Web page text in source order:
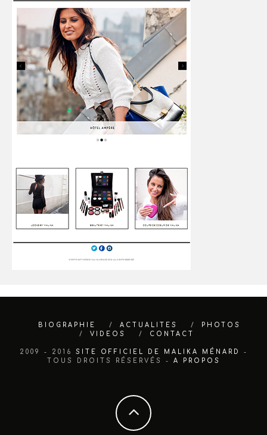
BIOGRAPHIE ACTUALITES
PHOTOS
VIDEOS
CONTACT
2009 - 2016 SITE OFFICIEL DE MALIKA MÉNARD
-
TOUS DROITS RÉSERVÉS - A PROPOS